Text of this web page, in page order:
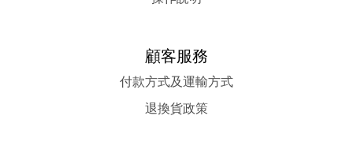
顧客服務
付款方式及運輸方式
退換貨政策